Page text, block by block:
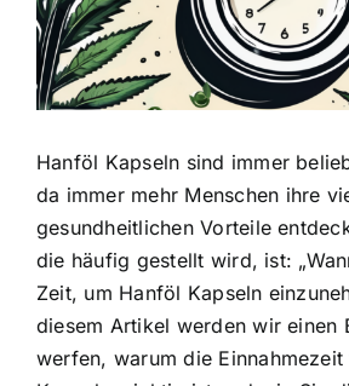
Hanföl Kapseln sind immer
da immer mehr Menschen ihre
gesundheitlichen Vorteile
die häufig gestellt wird, ist:
Zeit, um Hanföl Kapseln
diesem Artikel werden wir einen
werfen, warum die